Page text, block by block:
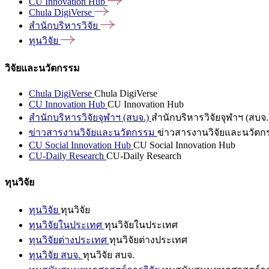
Chula DigiVerse
สำนักบริหารวิจัย
ทุนวิจัย
วิจัยและนวัตกรรม
Chula DigiVerse Chula DigiVerse
CU Innovation Hub CU Innovation Hub
สำนักบริหารวิจัยจุฬาฯ (สบจ.) สำนักบริหารวิจัยจุฬาฯ (สบจ
ข่าวสารงานวิจัยและนวัตกรรม ข่าวสารงานวิจัยและนวัตก
CU Social Innovation Hub CU Social Innovation Hub
CU-Daily Research CU-Daily Research
ทุนวิจัย
ทุนวิจัย ทุนวิจัย
ทุนวิจัยในประเทศ ทุนวิจัยในประเทศ
ทุนวิจัยต่างประเทศ ทุนวิจัยต่างประเทศ
ทุนวิจัย สบจ. ทุนวิจัย สบจ.